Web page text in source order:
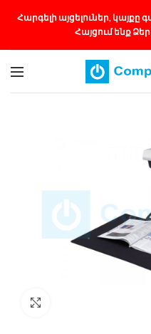
Հարգելի այցելուներ,
Հայցում ենք